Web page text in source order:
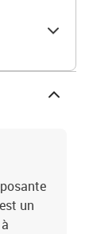
bois
totales :
tête de lit
un